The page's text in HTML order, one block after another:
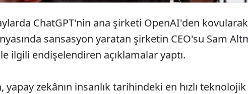
ChatGPT'nin ana şirketi OpenAI'den kovularak
sansasyon yaratan şirketin CEO'su Sam
ilgili endişelendiren açıklamalar yaptı.
yapay zekânın insanlık tarihindeki en hızlı teknolojik